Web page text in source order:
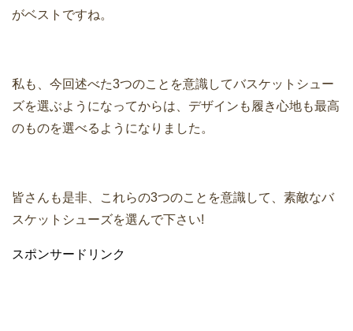
がベストですね。
私も、今回述べた3つのことを意識してバスケットシュー
ズを選ぶようになってからは、デザインも履き心地も最高
のものを選べるようになりました。
皆さんも是非、これらの3つのことを意識して、素敵なバ
スケットシューズを選んで下さい!
スポンサードリンク